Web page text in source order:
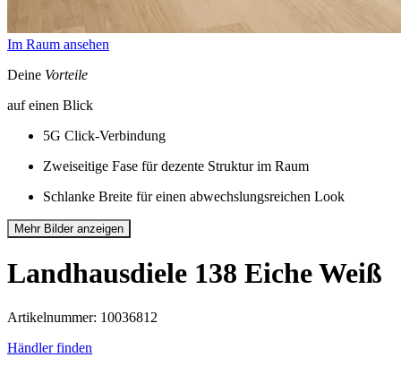
Im Raum ansehen
Deine Vorteile
auf einen Blick
5G Click-Verbindung
Zweiseitige Fase für dezente Struktur im Raum
Schlanke Breite für einen abwechslungsreichen Look
Mehr Bilder anzeigen
Landhausdiele 138 Eiche Weiß
Artikelnummer: 10036812
Händler finden